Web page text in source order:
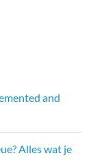
and
Alles wat je